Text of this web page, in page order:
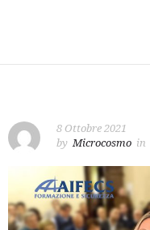
8 Ottobre 2021
by Microcosmo in